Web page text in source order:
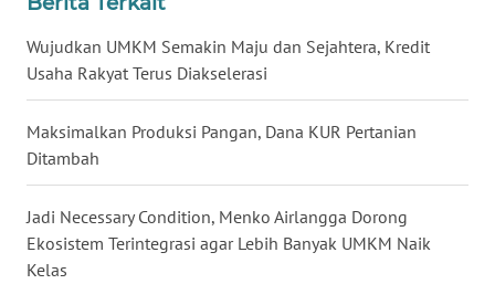
Wujudkan UMKM Semakin Maju dan Sejahtera, Kredit
Usaha Rakyat Terus Diakselerasi
Maksimalkan Produksi Pangan, Dana KUR Pertanian
Ditambah
Jadi Necessary Condition, Menko Airlangga Dorong
Ekosistem Terintegrasi agar Lebih Banyak UMKM Naik
Kelas
NUSANTARA
JOGJA
WN
JATIM
WN